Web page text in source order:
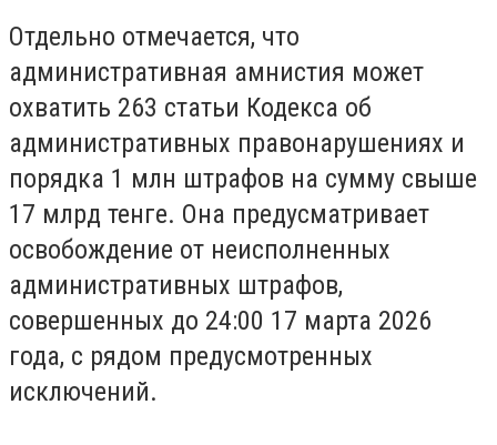
Отдельно отмечается, что
административная амнистия может
охватить 263 статьи Кодекса об
административных правонарушениях и
порядка 1 млн штрафов на сумму свыше
17 млрд тенге. Она предусматривает
освобождение от неисполненных
административных штрафов,
совершенных до 24:00 17 марта 2026
года, с рядом предусмотренных
исключений.